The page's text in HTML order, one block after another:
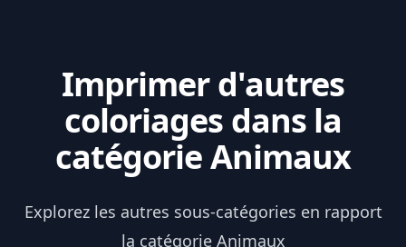
Imprimer d'autres
coloriages dans la
catégorie Animaux
Explorez les autres sous-catégories en rapport
la catégorie Animaux